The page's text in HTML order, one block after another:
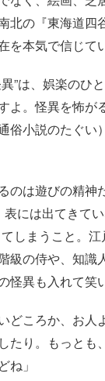
北の『東海道
本気で信じて
”は、娯楽の
よ。怪異を怖
俗小説のたぐ
のは遊びの精神
表には出てき
しまうこと。江
級の侍や、知
異も入れて笑
どころか、お
たり。もっと
ね」